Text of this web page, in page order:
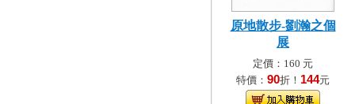
原地散步-劉瀚之個
展
定價：160 元
特價： 90折！ 144元